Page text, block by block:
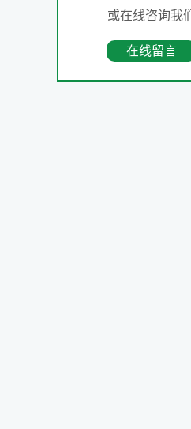
或在线咨询我们
在线留言